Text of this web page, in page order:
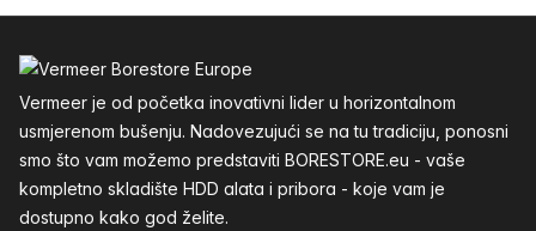
Vermeer je od početka inovativni lider u horizontalnom
usmjerenom bušenju. Nadovezujući se na tu tradiciju, ponosni
smo što vam možemo predstaviti BORESTORE.eu - vaše
kompletno skladište HDD alata i pribora - koje vam je
dostupno kako god želite.